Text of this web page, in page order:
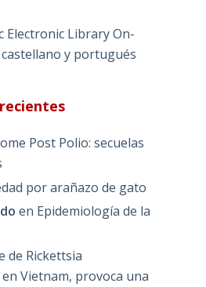
Electronic Library On-
y portugués
Post Polio: secuelas
por arañazo de gato
en Epidemiología de la
de Rickettsia
Vietnam, provoca una